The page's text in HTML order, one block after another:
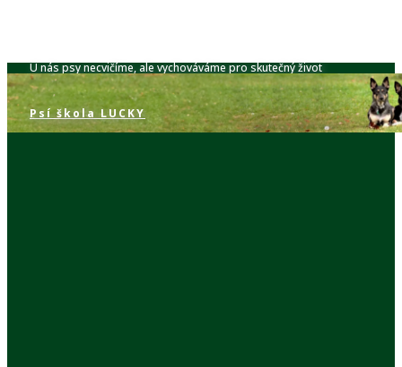
U nás psy necvičíme, ale vychováváme pro skutečný život
Psí škola​ LUCKY